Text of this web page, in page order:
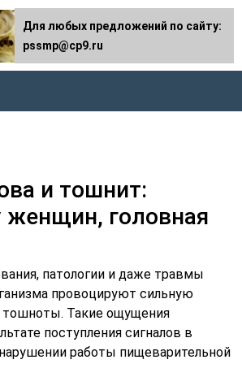
и тошнит:
женщин, головная
патологии и даже травмы
провоцируют сильную
тошноты. Такие ощущения
поступления сигналов в
работы пищеварительной
Для любых предложений по сайту:
pssmp@cp9.ru